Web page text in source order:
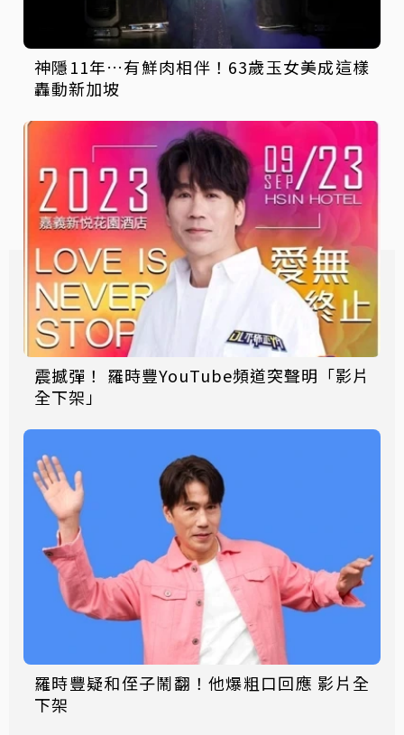
神隱11年…有鮮肉相伴！63歲玉女美成這樣
轟動新加坡
震撼彈！ 羅時豐YouTube頻道突聲明「影片
全下架」
羅時豐疑和侄子鬧翻！他爆粗口回應 影片全
下架